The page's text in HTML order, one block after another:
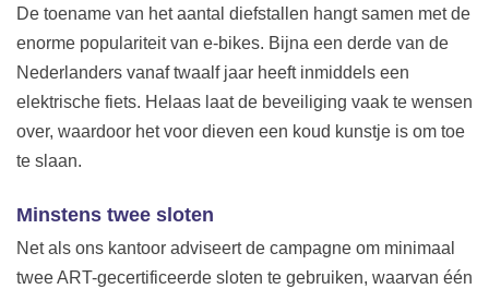
De toename van het aantal diefstallen hangt samen met de
enorme populariteit van e-bikes. Bijna een derde van de
Nederlanders vanaf twaalf jaar heeft inmiddels een
elektrische fiets. Helaas laat de beveiliging vaak te wensen
over, waardoor het voor dieven een koud kunstje is om toe
te slaan.
Minstens twee sloten
Net als ons kantoor adviseert de campagne om minimaal
twee ART-gecertificeerde sloten te gebruiken, waarvan één